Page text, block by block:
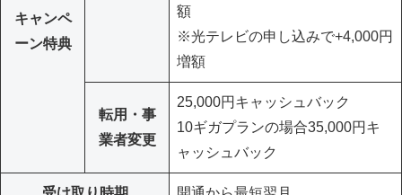
キャンペ
ーン特典
額
※光テレビの申し込みで+4,000円
増額
転用・事
業者変更
25,000円キャッシュバック
10ギガプランの場合35,000円キ
ャッシュバック